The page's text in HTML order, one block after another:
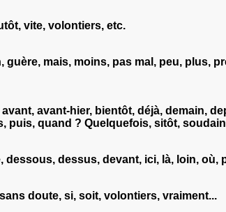
vite, volontiers, etc.
mais, moins, pas mal, peu, plus,
avant-hier, bientôt, déjà, demain,
puis, quand ? Quelquefois, sitôt,
dessus, devant, ici, là, loin, où,
doute, si, soit, volontiers, vraiment...